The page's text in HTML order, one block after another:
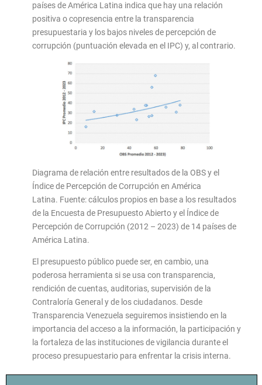
países de América Latina indica que hay una relación
positiva o copresencia entre la transparencia
presupuestaria y los bajos niveles de percepción de
corrupción (puntuación elevada en el IPC) y, al contrario.
Diagrama de relación entre resultados de la OBS y el
Índice de Percepción de Corrupción en América
Latina. Fuente: cálculos propios en base a los resultados
de la Encuesta de Presupuesto Abierto y el Índice de
Percepción de Corrupción (2012 – 2023) de 14 países de
América Latina.
El presupuesto público puede ser, en cambio, una
poderosa herramienta si se usa con transparencia,
rendición de cuentas, auditorias, supervisión de la
Contraloría General y de los ciudadanos. Desde
Transparencia Venezuela seguiremos insistiendo en la
importancia del acceso a la información, la participación y
la fortaleza de las instituciones de vigilancia durante el
proceso presupuestario para enfrentar la crisis interna.